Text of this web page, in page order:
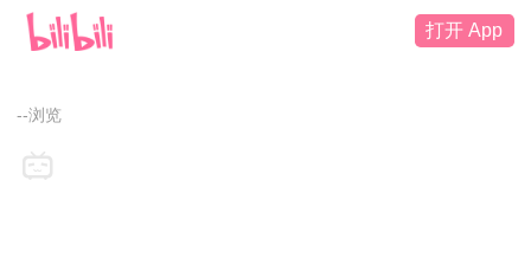
打开 App
--浏览